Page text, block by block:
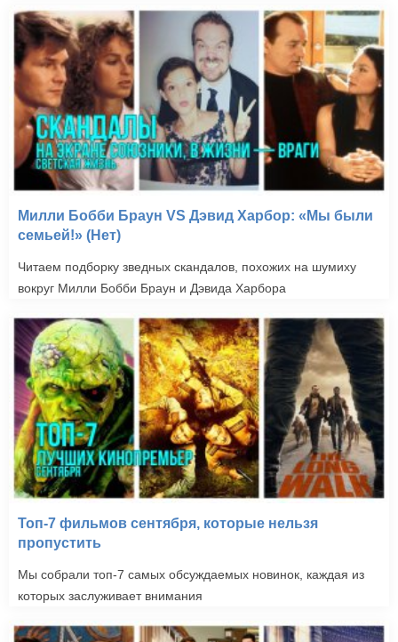
Милли Бобби Браун VS Дэвид Харбор: «Мы были
семьей!» (Нет)
Читаем подборку зведных скандалов, похожих на шумиху
вокруг Милли Бобби Браун и Дэвида Харбора
Топ-7 фильмов сентября, которые нельзя
пропустить
Мы собрали топ-7 самых обсуждаемых новинок, каждая из
которых заслуживает внимания